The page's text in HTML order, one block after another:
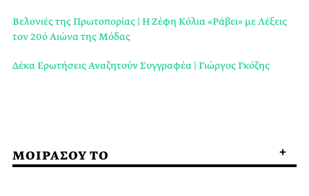
Βελονιές της Πρωτοπορίας | Η Ζέφη Κόλια «Ράβει» με Λέξεις
τον 20ό Αιώνα της Μόδας
Δέκα Ερωτήσεις Αναζητούν Συγγραφέα | Γιώργος Γκόζης
ΜΟΙΡΑΣΟΥ ΤΟ